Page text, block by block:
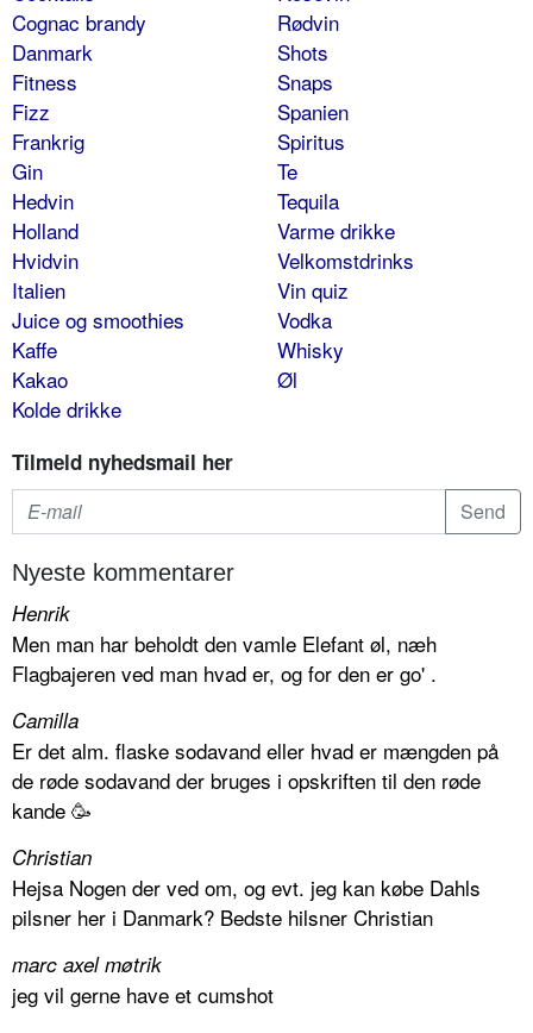
Cognac brandy
Danmark
Fitness
Fizz
Frankrig
Gin
Hedvin
Holland
Hvidvin
Italien
Juice og smoothies
Kaffe
Kakao
Kolde drikke
Rødvin
Shots
Snaps
Spanien
Spiritus
Te
Tequila
Varme drikke
Velkomstdrinks
Vin quiz
Vodka
Whisky
Øl
Tilmeld nyhedsmail her
Nyeste kommentarer
Henrik
Men man har beholdt den vamle Elefant øl, næh
Flagbajeren ved man hvad er, og for den er go' .
Camilla
Er det alm. flaske sodavand eller hvad er mængden på
de røde sodavand der bruges i opskriften til den røde
kande 🥳
Christian
Hejsa Nogen der ved om, og evt. jeg kan købe Dahls
pilsner her i Danmark? Bedste hilsner Christian
marc axel møtrik
jeg vil gerne have et cumshot